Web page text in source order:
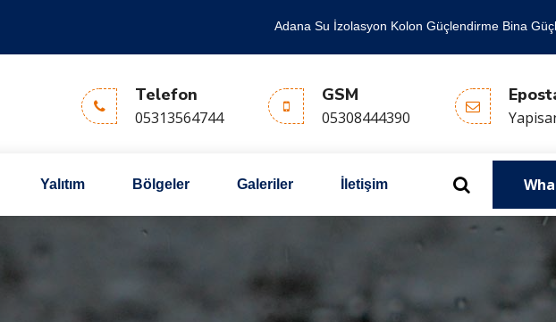
Adana Su İzolasyon Kolon Güçlendirme Bina
Telefon
05313564744
GSM
05308444390
Yalıtım Bölgeler Galeriler İletişim